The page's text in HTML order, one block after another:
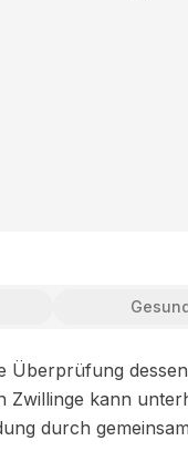
Überprüfung
kann
durch